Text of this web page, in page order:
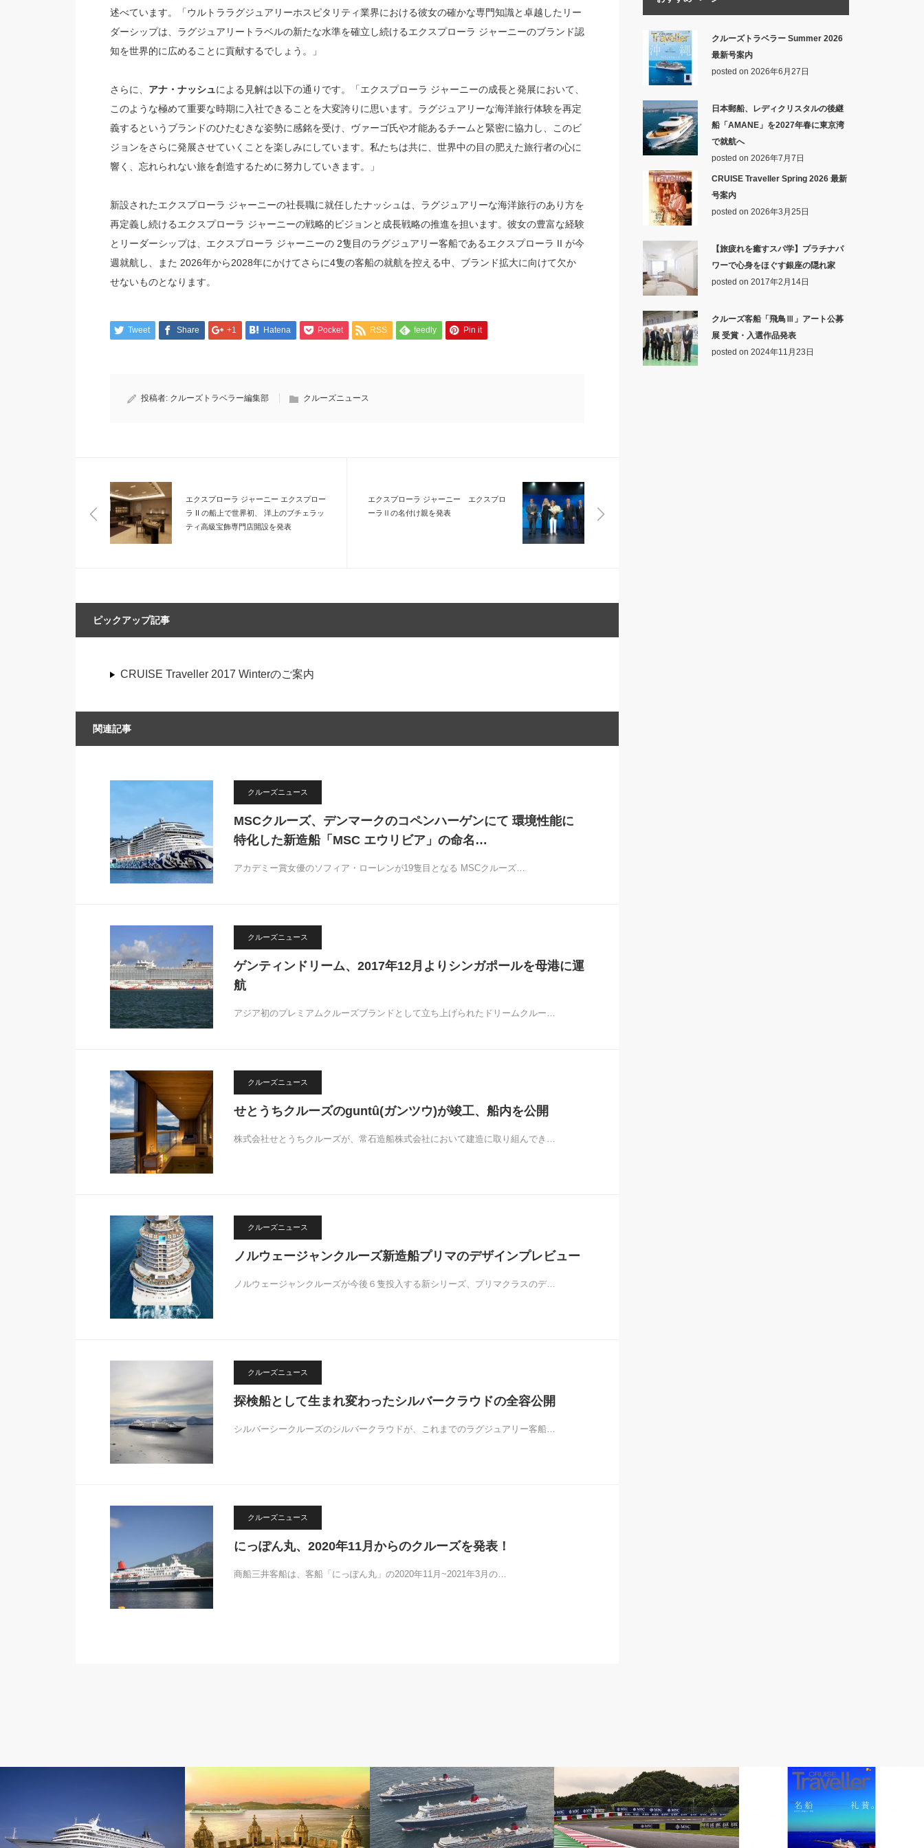
述べています。「ウルトララグジュアリーホスピタリティ業界における彼女の確かな専門知識と卓越したリー
ダーシップは、ラグジュアリートラベルの新たな水準を確立し続けるエクスプローラ ジャーニーのブランド認
知を世界的に広めることに貢献するでしょう。」
さらに、 アナ・ナッシュによる見解は以下の通りです。「エクスプローラ ジャーニーの成長と発展において、
このような極めて重要な時期に入社できることを大変誇りに思います。ラグジュアリーな海洋旅行体験を再定
義するというブランドのひたむきな姿勢に感銘を受け、ヴァーゴ氏や才能あるチームと緊密に協力し、このビ
ジョンをさらに発展させていくことを楽しみにしています。私たちは共に、世界中の目の肥えた旅行者の心に
響く、忘れられない旅を創造するために努力していきます。」
新設されたエクスプローラ ジャーニーの社長職に就任したナッシュは、ラグジュアリーな海洋旅行のあり方を
再定義し続けるエクスプローラ ジャーニーの戦略的ビジョンと成長戦略の推進を担います。彼女の豊富な経験
とリーダーシップは、エクスプローラ ジャーニーの 2隻目のラグジュアリー客船であるエクスプローラ II が今
週就航し、また 2026年から2028年にかけてさらに4隻の客船の就航を控える中、ブランド拡大に向けて欠か
せないものとなります。
Tweet Share +1 Hatena Pocket RSS feedly Pin it
投稿者: クルーズトラベラー編集部 クルーズニュース
エクスプローラ ジャーニー エクスプロー
ラ II の船上で世界初、 洋上のブチェラッ
ティ高級宝飾専門店開設を発表
エクスプローラ ジャーニー エクスプロ
ーラⅡの名付け親を発表
ピックアップ記事
CRUISE Traveller 2017 Winterのご案内
関連記事
クルーズニュース
MSCクルーズ、デンマークのコペンハーゲンにて 環境性能に
特化した新造船「MSC エウリビア」の命名…
アカデミー賞女優のソフィア・ローレンが19隻目となる MSCクルーズ…
クルーズニュース
ゲンティンドリーム、2017年12月よりシンガポールを母港に運
航
アジア初のプレミアムクルーズブランドとして立ち上げられたドリームクルー…
クルーズニュース
せとうちクルーズのguntû(ガンツウ)が竣工、船内を公開
株式会社せとうちクルーズが、常石造船株式会社において建造に取り組んでき…
クルーズニュース
ノルウェージャンクルーズ新造船プリマのデザインプレビュー
ノルウェージャンクルーズが今後６隻投入する新シリーズ、プリマクラスのデ…
クルーズニュース
探検船として生まれ変わったシルバークラウドの全容公開
シルバーシークルーズのシルバークラウドが、これまでのラグジュアリー客船…
クルーズニュース
にっぽん丸、2020年11月からのクルーズを発表！
商船三井客船は、客船「にっぽん丸」の2020年11月~2021年3月の…
クルーズトラベラー Summer 2026
最新号案内
posted on 2026年6月27日
日本郵船、レディクリスタルの後継
船「AMANE」を2027年春に東京湾
で就航へ
posted on 2026年7月7日
CRUISE Traveller Spring 2026 最新
号案内
posted on 2026年3月25日
【旅疲れを癒すスパ学】プラチナパ
ワーで心身をほぐす銀座の隠れ家
posted on 2017年2月14日
クルーズ客船「飛鳥Ⅲ」アート公募
展 受賞・入選作品発表
posted on 2024年11月23日